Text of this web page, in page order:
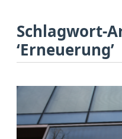
Schlagwort-
‘Erneuerung’